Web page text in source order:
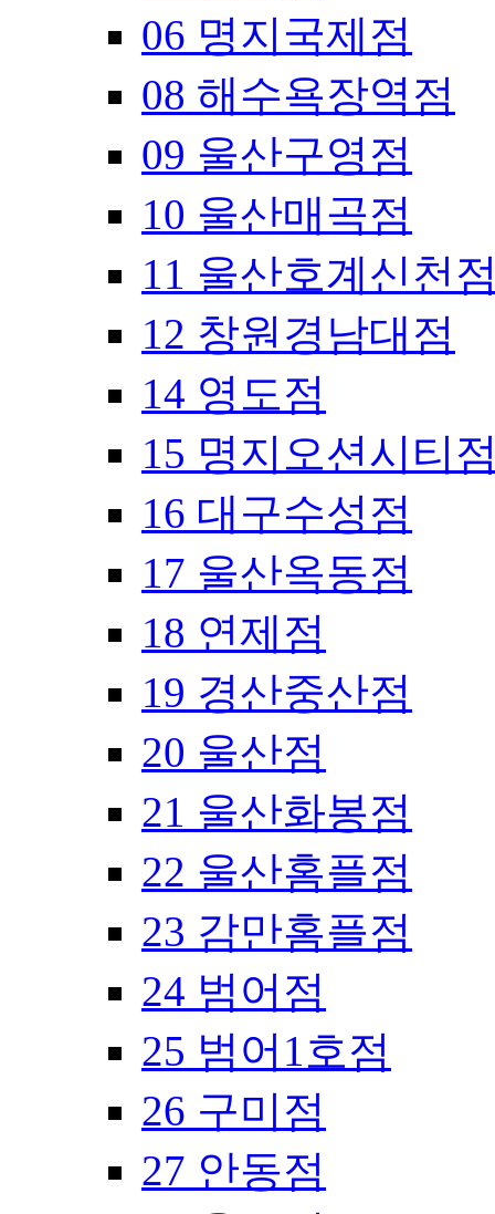
06 명지국제점
08 해수욕장역점
09 울산구영점
10 울산매곡점
11 울산호계신천
12 창원경남대점
14 영도점
15 명지오션시티
16 대구수성점
17 울산옥동점
18 연제점
19 경산중산점
20 울산점
21 울산화봉점
22 울산홈플점
23 감만홈플점
24 범어점
25 범어1호점
26 구미점
27 안동점